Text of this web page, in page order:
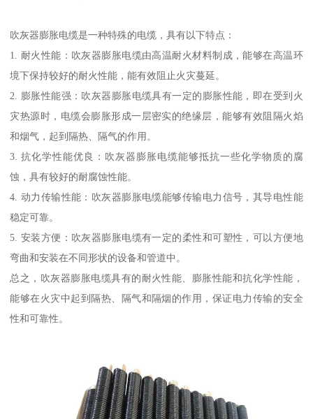
吹灰器膨胀电缆是一种特殊的电缆，具有以下特点：
1. 耐火性能：吹灰器膨胀电缆由高温耐火材料制成，能够在高温环
境下保持较好的耐火性能，能有效阻止火灾蔓延。
2. 膨胀性能强：吹灰器膨胀电缆具有一定的膨胀性能，即在受到火
灾热源时，电缆会膨胀形成一层密实的绝缘层，能够有效阻隔火焰
和烟气，起到隔热、隔气的作用。
3. 抗化学性能优良：吹灰器膨胀电缆能够抵抗一些化学物质的腐
蚀，具有较好的耐腐蚀性能。
4. 动力传输性能：吹灰器膨胀电缆能够传输电力信号，其导电性能
稳定可靠。
5. 安装方便：吹灰器膨胀电缆有一定的柔性和可塑性，可以方便地
弯曲和安装在不同形状的设备和管道中。
总之，吹灰器膨胀电缆具有的耐火性能、膨胀性能和抗化学性能，
能够在火灾中起到隔热、隔气和隔烟的作用，保证电力传输的安全
性和可靠性。